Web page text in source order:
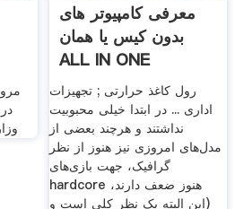
معرفی کامپیوتر های
بدون کیس یا همان
ALL IN ONE
رول کاغذ حرارتی ; تجهیزات
اداری ... در ابتدا خیلی محبوبیت
نداشتند و هرچند بعضی از
مدل‌های امروزی نیز هنوز از نظر
گرافیک، جهت بازی‌های
hardcore هنوز ضعف دارند،
(این البته یک نظر کلی است و